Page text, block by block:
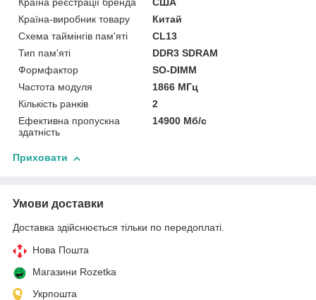
Країна реєстрації бренда
США
Країна-виробник товару
Китай
Схема таймінгів пам'яті
CL13
Тип пам'яті
DDR3 SDRAM
Формфактор
SO-DIMM
Частота модуля
1866 МГц
Кількість ранків
2
Ефективна пропускна
здатність
14900 Мб/с
Приховати
Умови доставки
Доставка здійснюється тільки по передоплаті.
Нова Пошта
Магазини Rozetka
Укрпошта